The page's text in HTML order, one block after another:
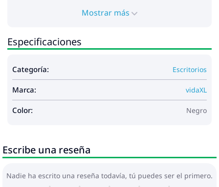
Mostrar más
Especificaciones
Categoría: Escritorios
Marca: vidaXL
Color: Negro
Escribe una reseña
Nadie ha escrito una reseña todavía, tú puedes ser el primero.